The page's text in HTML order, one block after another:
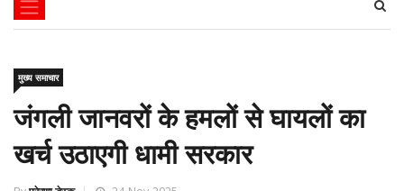
मुख्य समाचार
जंगली जानवरों के हमलों से घायलों का
खर्च उठाएगी धामी सरकार